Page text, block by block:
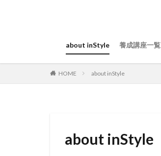
about inStyle 養成講座一覧
HOME about inStyle
about inStyle